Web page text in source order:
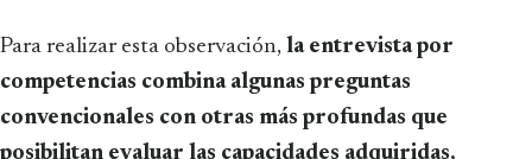
Para realizar esta observación, la entrevista por
competencias combina algunas preguntas
convencionales con otras más profundas que
posibilitan evaluar las capacidades adquiridas,